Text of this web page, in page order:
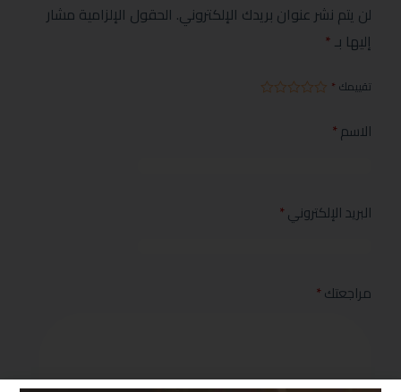
لن يتم نشر عنوان بريدك الإلكتروني. الحقول الإلزامية مشار
إليها بـ*
تقييمك *
الاسم*
البريد الإلكتروني*
مراجعتك*